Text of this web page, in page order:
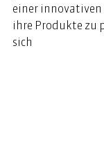
einer
ihre Produkte zu
sich